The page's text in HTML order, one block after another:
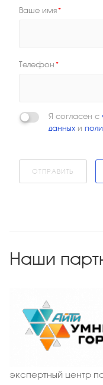
Ваше имя*
Телефон *
Я согласен с
данных и
ОТПРАВИТЬ
Наши
экспертный центр